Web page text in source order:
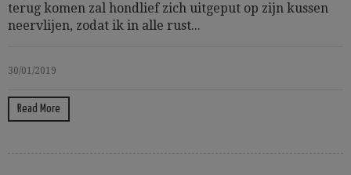
terug komen zal hondlief zich uitgeput op zijn kussen
neervlijen, zodat ik in alle rust...
30/01/2019
Read More